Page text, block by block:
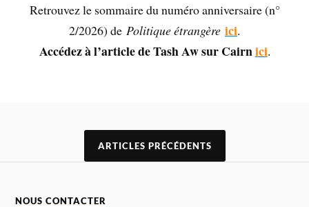
Retrouvez le sommaire du numéro anniversaire (n°
2/2026) de Politique étrangère ici.
Accédez à l’article de Tash Aw sur Cairnici.
ARTICLES PRÉCÉDENTS
NOUS CONTACTER